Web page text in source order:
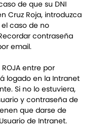
de que su DNI
Cruz Roja, introduzca
caso de no
contraseña
email.
ROJA entre por
logado en la Intranet
Si no lo estuviera,
y contraseña de
que darse de
de Intranet.